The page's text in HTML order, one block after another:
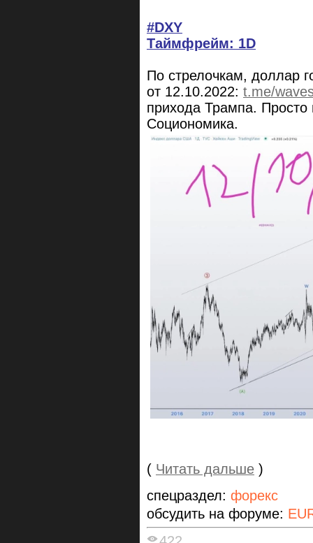
#DXY
Таймфрейм: 1D
По стрелочкам, доллар
от 12.10.2022: t.me/
прихода Трампа.
Социономика.
( Читать дальше )
спецраздел: форекс
обсудить на форуме: